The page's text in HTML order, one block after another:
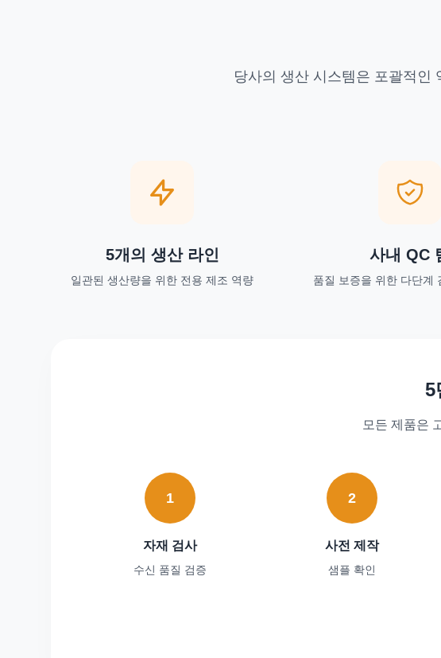
당사의 생산 시스템은 포괄적인
5개의 생산 라인
일관된 생산량을 위한 전용 제조 역량
사내 QC
품질 보증을 위한 다단계
5
모든 제품은
1
자재 검사
수신 품질 검증
2
사전 제작
샘플 확인